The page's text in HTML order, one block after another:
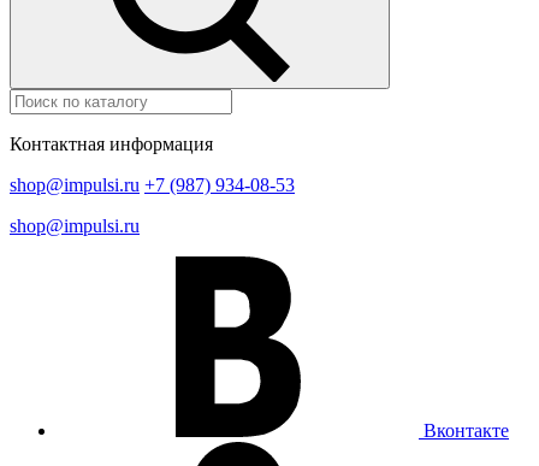
Контактная информация
shop@impulsi.ru +7 (987) 934-08-53
shop@impulsi.ru
Вконтакте